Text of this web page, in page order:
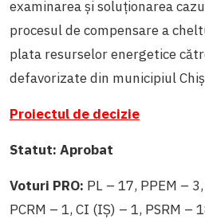
examinarea și soluționarea
procesul de compensare a
plata resurselor energetice
defavorizate din municipiul
Proiectul de decizie
Statut: Aprobat
Voturi PRO: PL – 17, PPEM –
PCRM – 1, CI (IȘ) – 1, PSRM –